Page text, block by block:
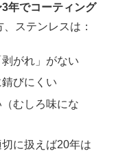
3年でコーティング
ステンレスは：
がれ」がない
びにくい
むしろ味にな
に扱えば20年は